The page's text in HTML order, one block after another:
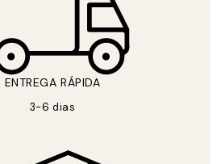
ENTREGA RÁPIDA
3-6 dias